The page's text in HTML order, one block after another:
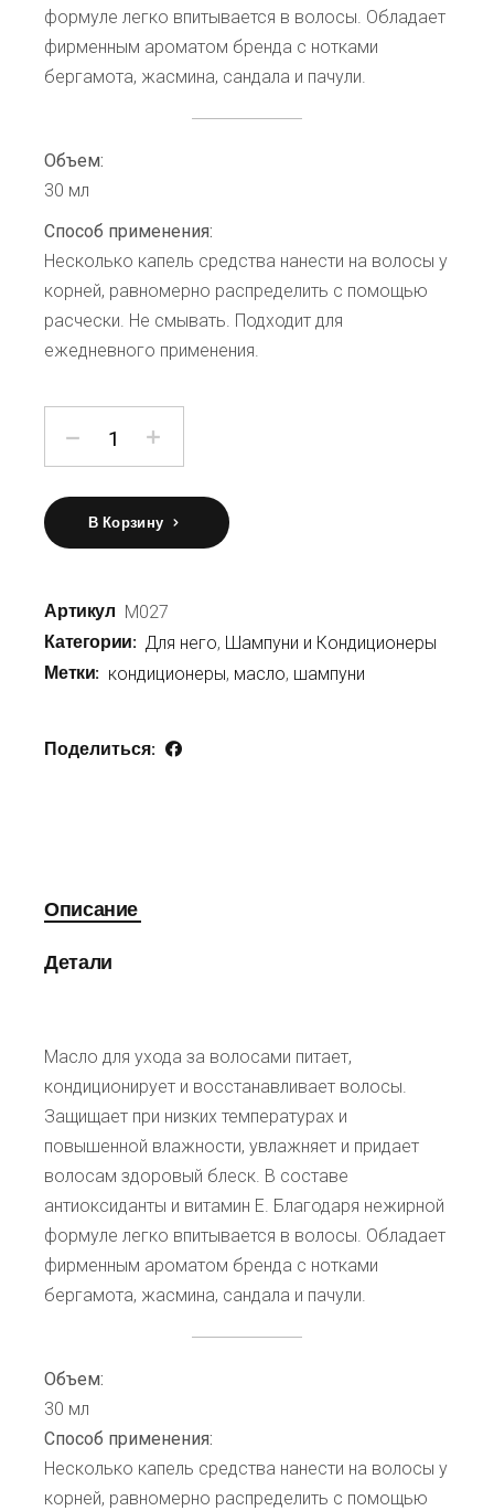
формуле легко впитывается в волосы. Обладает
фирменным ароматом бренда с нотками
бергамота, жасмина, сандала и пачули.
Объем:
30 мл
Способ применения:
Несколько капель средства нанести на волосы у
корней, равномерно распределить с помощью
расчески. Не смывать. Подходит для
ежедневного применения.
количество Масло для ухода за волосами
В Корзину
Артикул M027
Категории: Для него, Шампуни и Кондиционеры
Метки: кондиционеры, масло, шампуни
Поделиться:
Описание
Детали
Масло для ухода за волосами питает,
кондиционирует и восстанавливает волосы.
Защищает при низких температурах и
повышенной влажности, увлажняет и придает
волосам здоровый блеск. В составе
антиоксиданты и витамин Е. Благодаря нежирной
формуле легко впитывается в волосы. Обладает
фирменным ароматом бренда с нотками
бергамота, жасмина, сандала и пачули.
Объем:
30 мл
Способ применения:
Несколько капель средства нанести на волосы у
корней, равномерно распределить с помощью